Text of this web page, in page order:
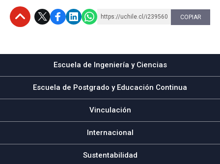
https://uchile.cl/i239560 COPIAR
Escuela de Ingeniería y Ciencias
Escuela de Postgrado y Educación Continua
Vinculación
Internacional
Sustentabilidad